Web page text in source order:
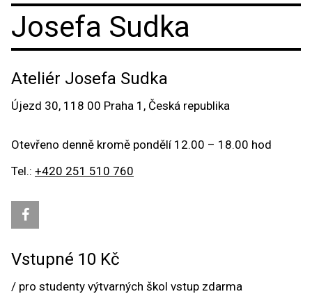
Josefa Sudka
Ateliér Josefa Sudka
Újezd 30, 118 00 Praha 1, Česká republika
Otevřeno denně kromě pondělí 12.00 – 18.00 hod
Tel.: +420 251 510 760
Vstupné 10 Kč
/ pro studenty výtvarných škol vstup zdarma